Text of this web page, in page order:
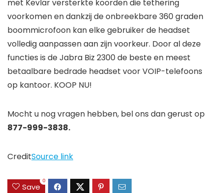
met Kevlar versterkte koorden die tethering
voorkomen en dankzij de onbreekbare 360 ​​graden
boommicrofoon kan elke gebruiker de headset
volledig aanpassen aan zijn voorkeur. Door al deze
functies is de Jabra Biz 2300 de beste en meest
betaalbare bedrade headset voor VOIP-telefoons
op kantoor. KOOP NU!
Mocht u nog vragen hebben, bel ons dan gerust op
877-999-3838.
CreditSource link
Save
0